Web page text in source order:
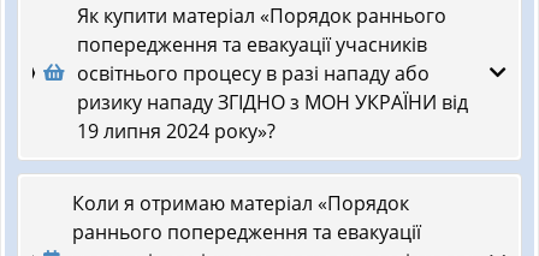
Як купити матеріал «Порядок раннього
попередження та евакуації учасників
освітнього процесу в разі нападу або
ризику нападу ЗГІДНО з МОН УКРАЇНИ від
19 липня 2024 року»?
Коли я отримаю матеріал «Порядок
раннього попередження та евакуації